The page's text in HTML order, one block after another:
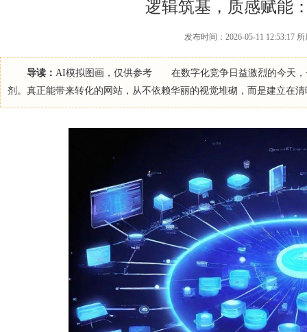
逻辑筑基，质感赋能
发布时间：2026-05-11 12:53:17
导读： AI模拟图画，仅供参考 在数字化竞争日益激烈的今天，
剂。真正能带来转化的网站，从不依赖华丽的视觉堆砌，而是建立在